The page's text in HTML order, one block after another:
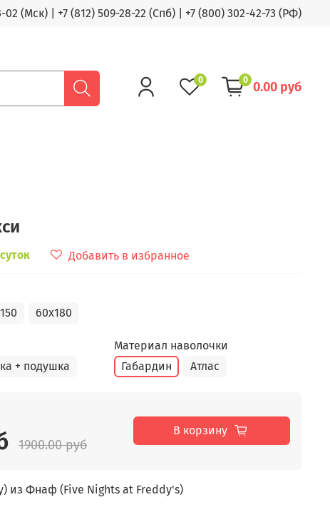
02 (Мск) +7 (812) 509-28-22 (Спб) +7 (800) 302-42-73 (РФ)
0 0 0.00 руб
Добавить в избранное
60x180
+ подушка
Материал наволочки
Габардин
Атлас
1900.00 руб
В корзину
из Фнаф (Five Nights at Freddy's)